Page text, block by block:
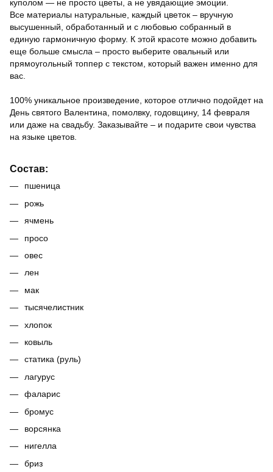
куполом — не просто цветы, а не увядающие эмоции.
Все материалы натуральные, каждый цветок – вручную
высушенный, обработанный и с любовью собранный в
единую гармоничную форму. К этой красоте можно добавить
еще больше смысла – просто выберите овальный или
прямоугольный топпер с текстом, который важен именно для
вас.
100% уникальное произведение, которое отлично подойдет на
День святого Валентина, помолвку, годовщину, 14 февраля
или даже на свадьбу. Заказывайте – и подарите свои чувства
на языке цветов.
Состав:
пшеница
рожь
ячмень
просо
овес
лен
мак
тысячелистник
хлопок
ковыль
статика (руль)
лагурус
фаларис
бромус
ворсянка
нигелла
бриз